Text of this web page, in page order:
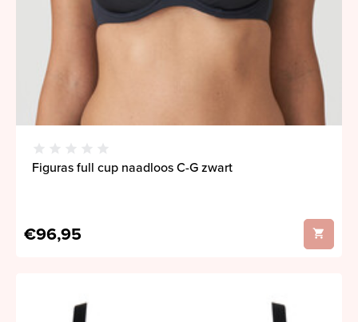
Figuras full cup naadloos C-G zwart
€96,95